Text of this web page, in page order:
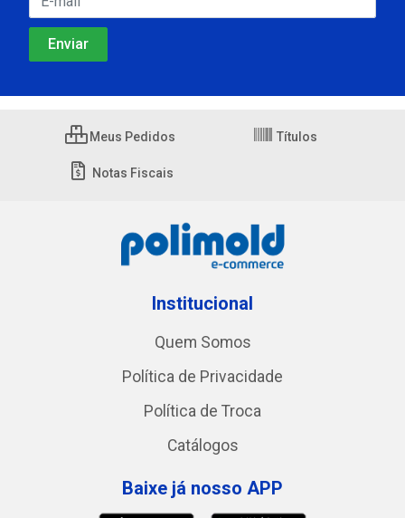
Meus Pedidos Títulos
Notas Fiscais
Institucional
Quem Somos
Política de Privacidade
Política de Troca
Catálogos
Baixe já nosso APP